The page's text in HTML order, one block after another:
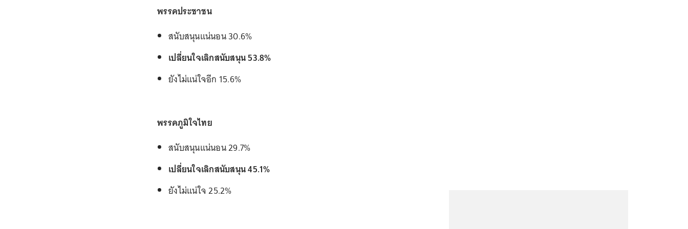
พรรคประชาชน
สนับสนุนแน่นอน 30.6%
เปลี่ยนใจเลิกสนับสนุน 53.8%
ยังไม่แน่ใจอีก 15.6%
พรรคภูมิใจไทย
สนับสนุนแน่นอน 29.7%
เปลี่ยนใจเลิกสนับสนุน 45.1%
ยังไม่แน่ใจ 25.2%